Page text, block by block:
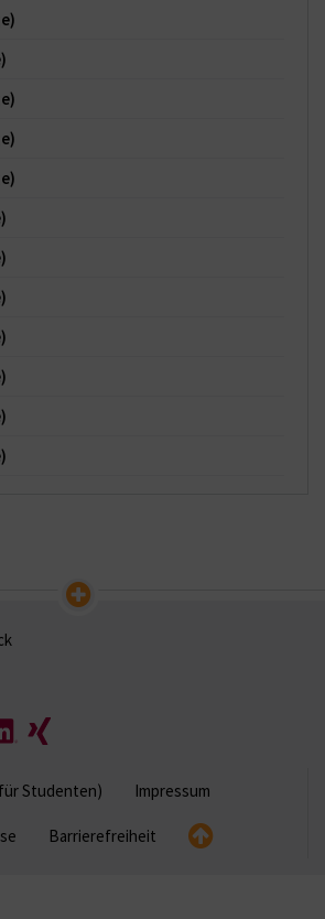
LinkedIn
Xing
Studenten) Impressum
Barrierefreiheit